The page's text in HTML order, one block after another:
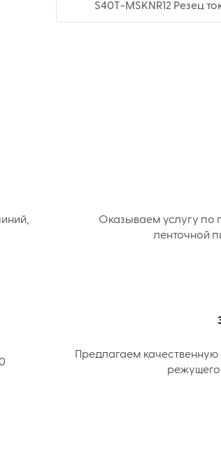
S40T-MSKNR12 Резец
Оказываем услугу по
ленточной
Предлагаем
режущего